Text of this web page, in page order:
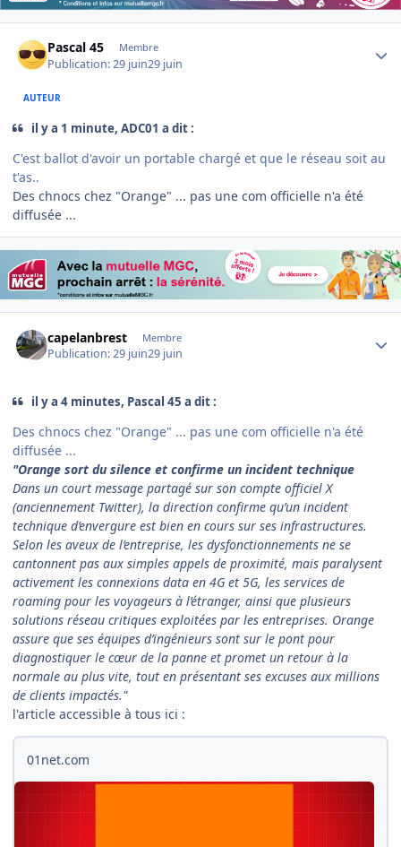
Pascal 45 Membre
Publication:29 juin29 juin
AUTEUR
il y a 1 minute, ADC01 a dit :
C'est ballot d'avoir un portable chargé et que le réseau soit au
t'as..
Des chnocs chez "Orange" ... pas une com officielle n'a été
diffusée ...
capelanbrest Membre
Publication:29 juin29 juin
il y a 4 minutes, Pascal 45 a dit :
Des chnocs chez "Orange" ... pas une com officielle n'a été
diffusée ...
"Orange sort du silence et confirme un incident technique
Dans un court message partagé sur son compte officiel X
(anciennement Twitter), la direction confirme qu’un incident
technique d’envergure est bien en cours sur ses infrastructures.
Selon les aveux de l’entreprise, les dysfonctionnements ne se
cantonnent pas aux simples appels de proximité, mais paralysent
activement les connexions data en 4G et 5G, les services de
roaming pour les voyageurs à l’étranger, ainsi que plusieurs
solutions réseau critiques exploitées par les entreprises. Orange
assure que ses équipes d’ingénieurs sont sur le pont pour
diagnostiquer le cœur de la panne et promet un retour à la
normale au plus vite, tout en présentant ses excuses aux millions
de clients impactés."
l'article accessible à tous ici :
01net.com